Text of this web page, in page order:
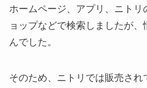
ホームページ、アプリ、ニトリ
ョップなどで検索しましたが、
んでした。
そのため、ニトリでは販売され